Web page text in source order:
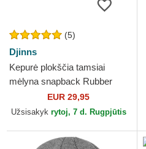
(5)
Djinns
Kepurė plokščia tamsiai
mėlyna snapback Rubber
Aztek DjinnsEUR 29,95
Užsisakyk rytoj, 7 d. Rugpjūtis